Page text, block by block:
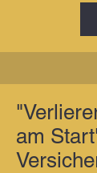
am